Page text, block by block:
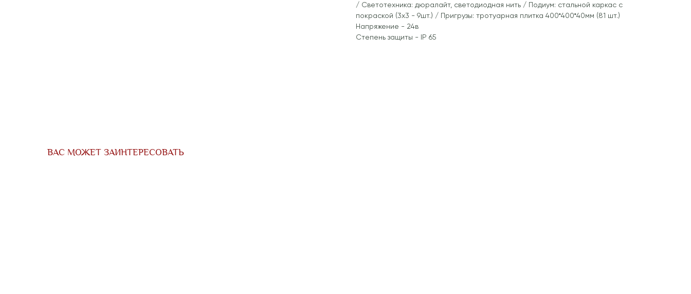
/ Светотехника: дюралайт, светодиодная нить / Подиум: стальной каркас с
покраской (3x3 - 9шт.) / Пригрузы: тротуарная плитка 400*400*40мм (81 шт.)
Напряжение - 24в
Степень защиты - IP 65
ВАС МОЖЕТ ЗАИНТЕРЕСОВАТЬ